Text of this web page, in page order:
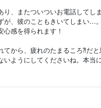
り、またついついお電話してし
が、彼のこともきいてしまい…。
心感を得られます！
てから、疲れのたまるころ⁈だ
いようにしてくださいね。本当